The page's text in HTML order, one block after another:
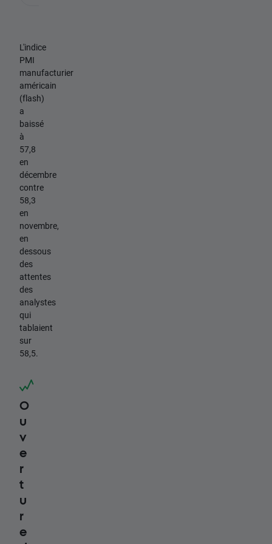
L'indice
PMI
manufacturier
américain
(flash)
a
baissé
à
57,8
en
décembre
contre
58,3
en
novembre,
en
dessous
des
attentes
des
analystes
qui
tablaient
sur
58,5.
O
u
v
e
r
t
u
r
e